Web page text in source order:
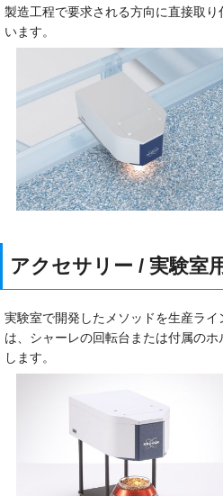
製造工程で要求される方向に直接取
います。
アクセサリー / 実験室
実験室で開発したメソッドを生産ラ
は、シャーレの回転台または付属の
します。